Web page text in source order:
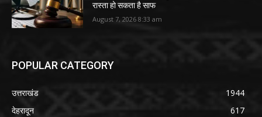
रास्ता हो सकता है साफ
August 7, 2026 8:33 am
POPULAR CATEGORY
उत्तराखंड
1944
देहरादून
617